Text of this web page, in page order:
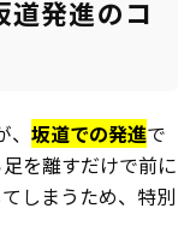
発進のコ
坂道での発進で
を離すだけで前に
しまうため、特別